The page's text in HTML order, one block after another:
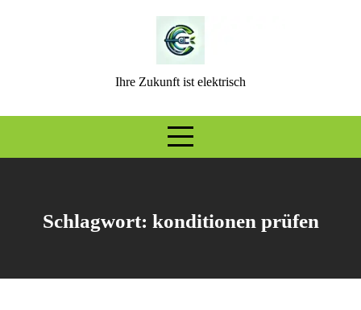
Ihre Zukunft ist elektrisch
Schlagwort: konditionen prüfen